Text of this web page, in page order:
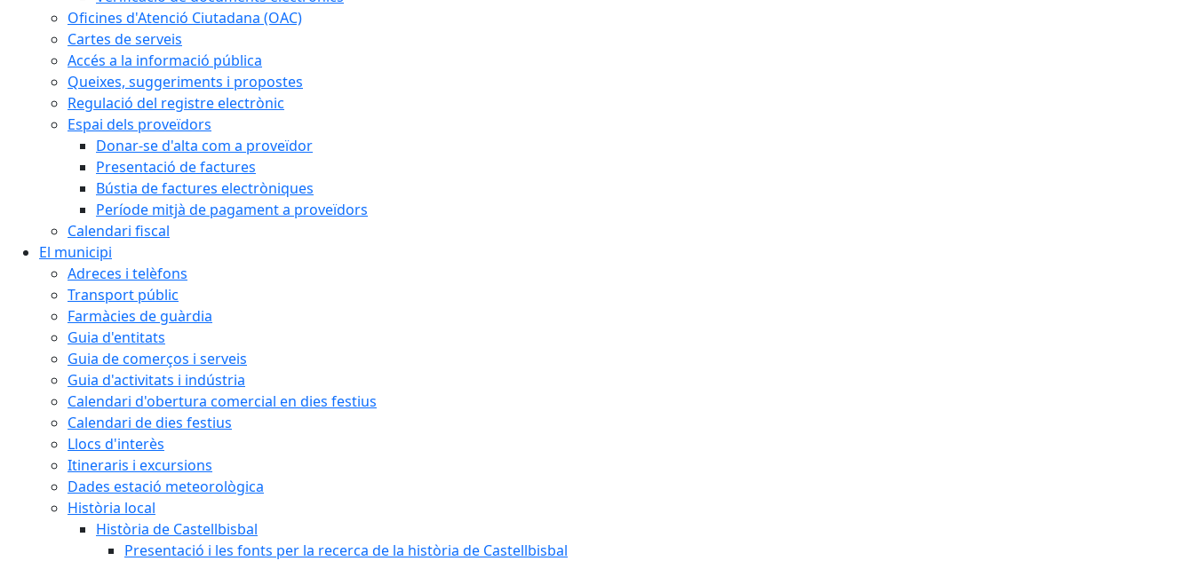
Oficines d'Atenció Ciutadana (OAC)
Cartes de serveis
Accés a la informació pública
Queixes, suggeriments i propostes
Regulació del registre electrònic
Espai dels proveïdors
Donar-se d'alta com a proveïdor
Presentació de factures
Bústia de factures electròniques
Període mitjà de pagament a proveïdors
Calendari fiscal
El municipi
Adreces i telèfons
Transport públic
Farmàcies de guàrdia
Guia d'entitats
Guia de comerços i serveis
Guia d'activitats i indústria
Calendari d'obertura comercial en dies festius
Calendari de dies festius
Llocs d'interès
Itineraris i excursions
Dades estació meteorològica
Història local
Història de Castellbisbal
Presentació i les fonts per la recerca de la història de Castellbisbal